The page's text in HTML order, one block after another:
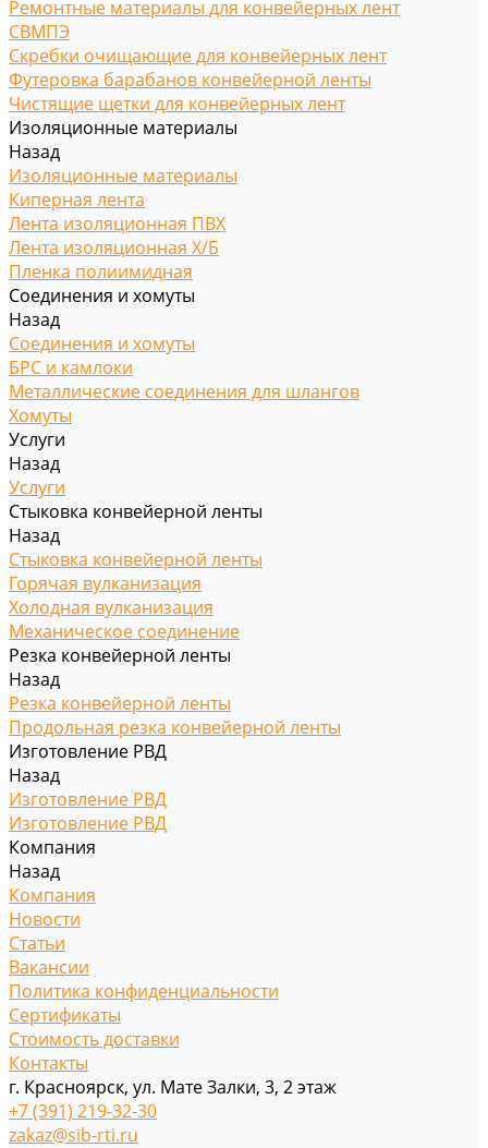
Ремонтные материалы для конвейерных лент
СВМПЭ
Скребки очищающие для конвейерных лент
Футеровка барабанов конвейерной ленты
Чистящие щетки для конвейерных лент
Изоляционные материалы
Назад
Изоляционные материалы
Киперная лента
Лента изоляционная ПВХ
Лента изоляционная Х/Б
Пленка полиимидная
Соединения и хомуты
Назад
Соединения и хомуты
БРС и камлоки
Металлические соединения для шлангов
Хомуты
Услуги
Назад
Услуги
Стыковка конвейерной ленты
Назад
Стыковка конвейерной ленты
Горячая вулканизация
Холодная вулканизация
Механическое соединение
Резка конвейерной ленты
Назад
Резка конвейерной ленты
Продольная резка конвейерной ленты
Изготовление РВД
Назад
Изготовление РВД
Изготовление РВД
Компания
Назад
Компания
Новости
Статьи
Вакансии
Политика конфиденциальности
Сертификаты
Стоимость доставки
Контакты
г. Красноярск, ул. Мате Залки, 3, 2 этаж
+7 (391) 219-32-30
zakaz@sib-rti.ru